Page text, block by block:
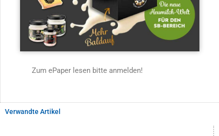
Zum ePaper lesen bitte anmelden!
Verwandte Artikel